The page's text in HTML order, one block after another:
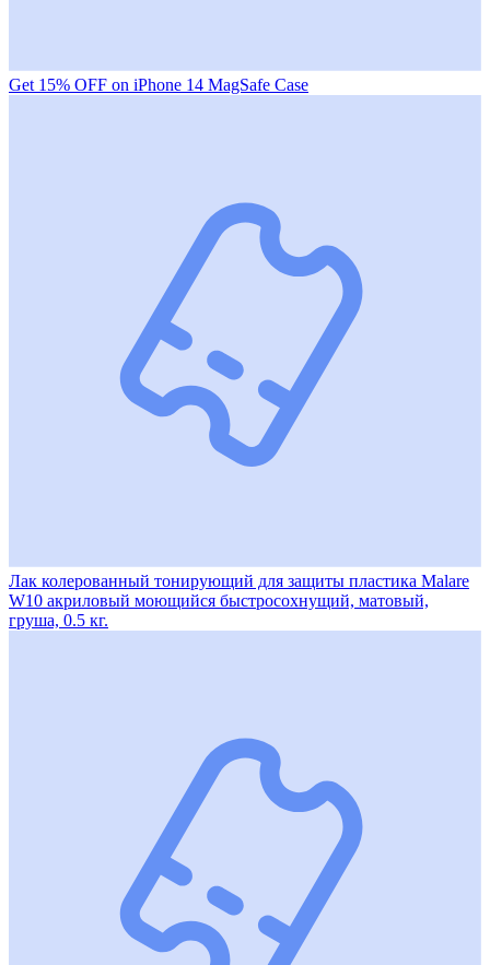
Get 15% OFF on iPhone 14 MagSafe Case
Лак колерованный тонирующий для защиты пластика Malare
W10 акриловый моющийся быстросохнущий, матовый,
груша, 0.5 кг.